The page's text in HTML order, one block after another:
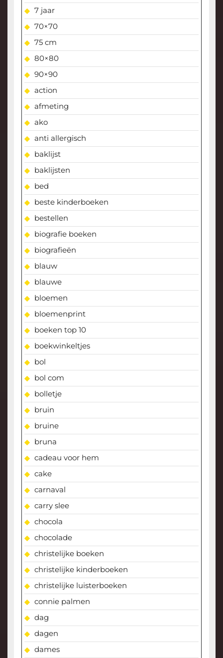
7 jaar
70×70
75 cm
80×80
90×90
action
afmeting
ako
anti allergisch
baklijst
baklijsten
bed
beste kinderboeken
bestellen
biografie boeken
biografieën
blauw
blauwe
bloemen
bloemenprint
boeken top 10
boekwinkeltjes
bol
bol com
bolletje
bruin
bruine
bruna
cadeau voor hem
cake
carnaval
carry slee
chocola
chocolade
christelijke boeken
christelijke kinderboeken
christelijke luisterboeken
connie palmen
dag
dagen
dames